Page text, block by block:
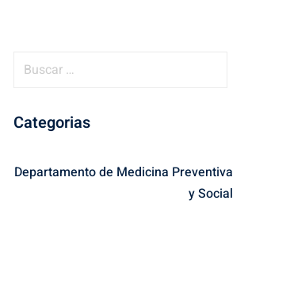
c
r
Categorias
Departamento de Medicina Preventiva
y Social